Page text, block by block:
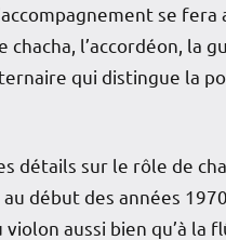
se
l’accordéon, la
qui distingue la
détails sur le rôle de
début des années
aussi bien qu’à la